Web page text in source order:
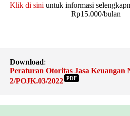
Klik di sini untuk informasi
Rp15.000/bulan
Download:
Peraturan Otoritas Jasa Keuangan
2/POJK.03/2022 PDF